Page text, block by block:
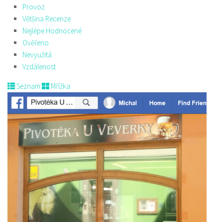
Provoz
Většina Recenze
Nejlépe Hodnocené
Ověřeno
Nevyužitá
Vzdálenost
Seznam Mřížka